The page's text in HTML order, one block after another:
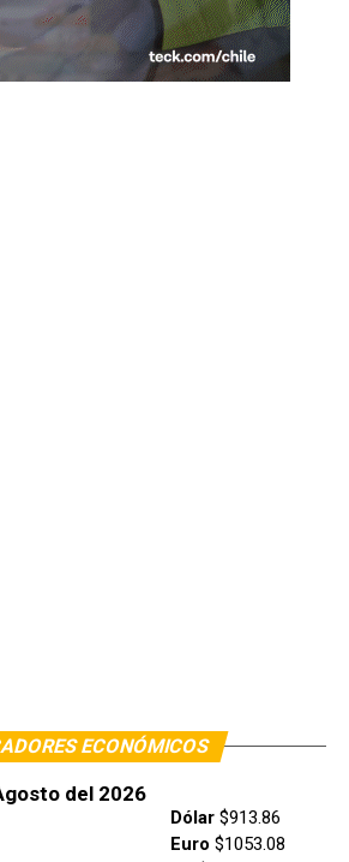
ECONÓMICOS
del 2026
Dólar$913.86
Euro $1053.08